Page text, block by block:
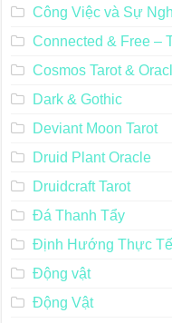
Công Việc và Sự
Connected & Free –
Cosmos Tarot &
Dark & Gothic
Deviant Moon Tarot
Druid Plant Oracle
Druidcraft Tarot
Đá Thanh Tẩy
Định Hướng Thực Tế
Động vật
Động Vật